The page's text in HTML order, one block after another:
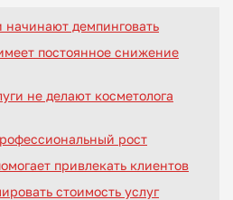
начинают демпинговать
постоянное снижение
не делают косметолога
рост
привлекать клиентов
стоимость услуг